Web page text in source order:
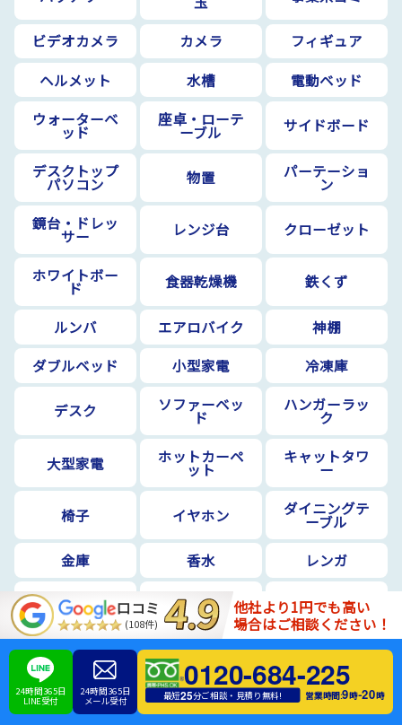
ビデオカメラ カメラ
フィギュア
ヘルメット
水槽
電動ベッド
ウォーターベ
ッド
座卓・ローテ
ーブル サイドボード
デスクトップ
パソコン 物置 パーテーショ
ン
鏡台・ドレッ
サー レンジ台 クローゼット
ホワイトボー
ド 食器乾燥機 鉄くず
ルンバ エアロバイク
神棚
ダブルベッド
小型家電 冷凍庫
デスク ソファーベッ
ド
ハンガーラッ
ク
大型家電 ホットカーペ
ット
キャットタワ
ー
椅子 イヤホン ダイニングテ
ーブル
金庫
香水
レンガ
原付
チャッカマン
カイロ
フライパン
蛍光灯 マニキュア
珪藻土マット 段ボール モバイルバッ
テリー
口コミ
(108件)
他社より1円でも高い
場合はご相談ください！
24時間365日
LINE受付
24時間365日
メール受付
0120-684-225
最短25分ご相談・見積り無料! 営業時間:9時-20時